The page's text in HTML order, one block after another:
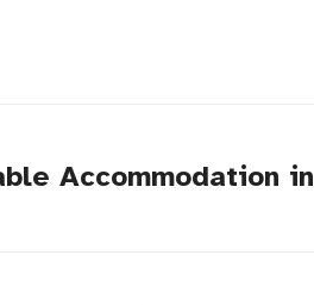
Accommodation